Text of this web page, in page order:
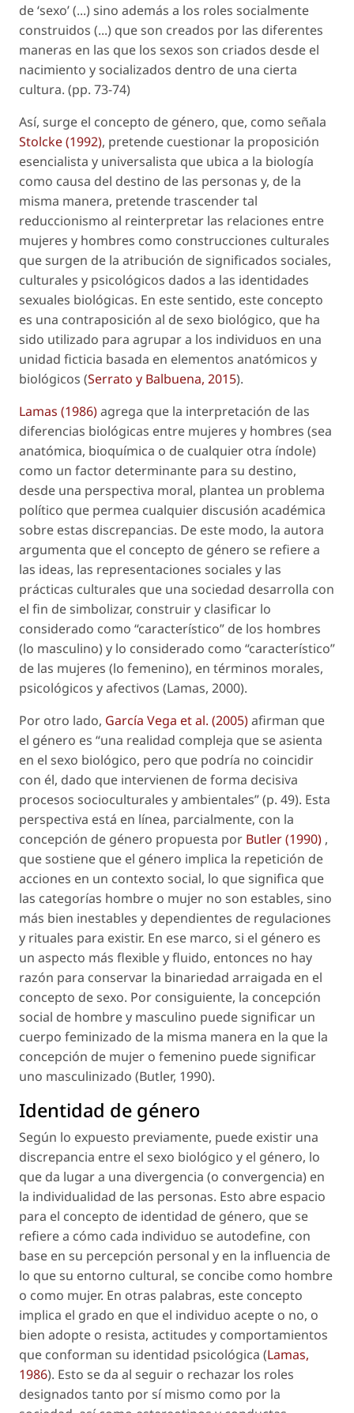
de ‘sexo’ (...) sino además a los roles socialmente
construidos (...) que son creados por las diferentes
maneras en las que los sexos son criados desde el
nacimiento y socializados dentro de una cierta
cultura. (pp. 73-74)
Así, surge el concepto de género, que, como señala
Stolcke (1992), pretende cuestionar la proposición
esencialista y universalista que ubica a la biología
como causa del destino de las personas y, de la
misma manera, pretende trascender tal
reduccionismo al reinterpretar las relaciones entre
mujeres y hombres como construcciones culturales
que surgen de la atribución de significados sociales,
culturales y psicológicos dados a las identidades
sexuales biológicas. En este sentido, este concepto
es una contraposición al desexo biológico, que ha
sido utilizado para agrupar a los individuos en una
unidad ficticia basada en elementos anatómicos y
biológicos (Serrato y Balbuena, 2015).
Lamas (1986)agrega que la interpretación de las
diferencias biológicas entre mujeres y hombres (sea
anatómica, bioquímica o de cualquier otra índole)
como un factor determinante para su destino,
desde una perspectiva moral, plantea un problema
político que permea cualquier discusión académica
sobre estas discrepancias. De este modo, la autora
argumenta que el concepto de género se refiere a
las ideas, las representaciones sociales y las
prácticas culturales que una sociedad desarrolla con
el fin de simbolizar, construir y clasificar lo
considerado como “característico” de los hombres
(lo masculino) y lo considerado como “característico”
de las mujeres (lo femenino), en términos morales,
psicológicos y afectivos (Lamas, 2000).
Por otro lado, García Vega et al. (2005)afirman que
el género es “una realidad compleja que se asienta
en el sexo biológico, pero que podría no coincidir
con él, dado que intervienen de forma decisiva
procesos socioculturales y ambientales” (p. 49). Esta
perspectiva está en línea, parcialmente, con la
concepción de género propuesta por Butler (1990) ,
que sostiene que el género implica la repetición de
acciones en un contexto social, lo que significa que
las categorías hombre o mujer no son estables, sino
más bien inestables y dependientes de regulaciones
y rituales para existir. En ese marco, si el género es
un aspecto más flexible y fluido, entonces no hay
razón para conservar la binariedad arraigada en el
concepto desexo. Por consiguiente, la concepción
social de hombrey masculino puede significar un
cuerpo feminizado de la misma manera en la que la
concepción de mujer o femenino puede significar
uno masculinizado (Butler, 1990).
Identidad de género
Según lo expuesto previamente, puede existir una
discrepancia entre el sexo biológico y el género, lo
que da lugar a una divergencia (o convergencia) en
la individualidad de las personas. Esto abre espacio
para el concepto de identidad de género, que se
refiere a cómo cada individuo se autodefine, con
base en su percepción personal y en la influencia de
lo que su entorno cultural, se concibe como hombre
o como mujer. En otras palabras, este concepto
implica el grado en que el individuo acepte o no, o
bien adopte o resista, actitudes y comportamientos
que conforman su identidad psicológica (Lamas,
1986). Esto se da al seguir o rechazar los roles
designados tanto por sí mismo como por la